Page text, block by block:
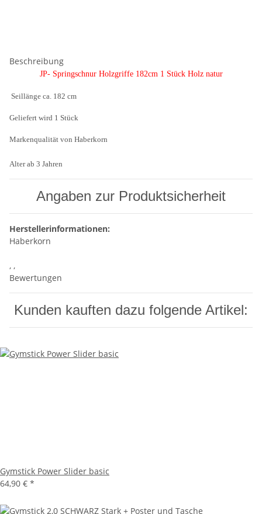
Beschreibung
JP- Springschnur Holzgriffe 182cm 1 Stück Holz natur
Seillänge ca. 182 cm
Geliefert wird 1 Stück
Markenqualität von Haberkorn
Alter ab 3 Jahren
Angaben zur Produktsicherheit
Herstellerinformationen:
Haberkorn
, ,
Bewertungen
Kunden kauften dazu folgende Artikel:
Gymstick Power Slider basic
64,90 € *